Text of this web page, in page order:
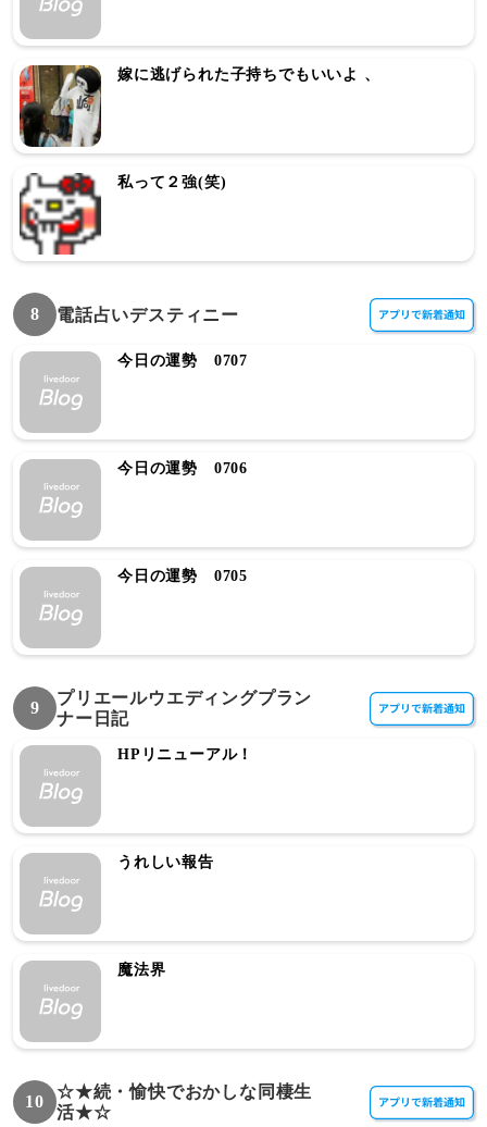
嫁に逃げられた子持ちでもいいよ 、
私って２強(笑)
8 電話占いデスティニー
今日の運勢 0707
今日の運勢 0706
今日の運勢 0705
9
プリエールウエディングプラン
ナー日記
HPリニューアル！
うれしい報告
魔法界
10
☆★続・愉快でおかしな同棲生
活★☆